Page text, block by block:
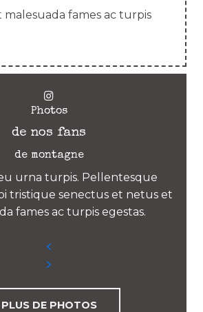
fames ac turpis
Photos
de nos fans
de montagne
urna turpis. Pellentesque
tristique senectus et netus et
fames ac turpis egestas.
PLUS DE PHOTOS